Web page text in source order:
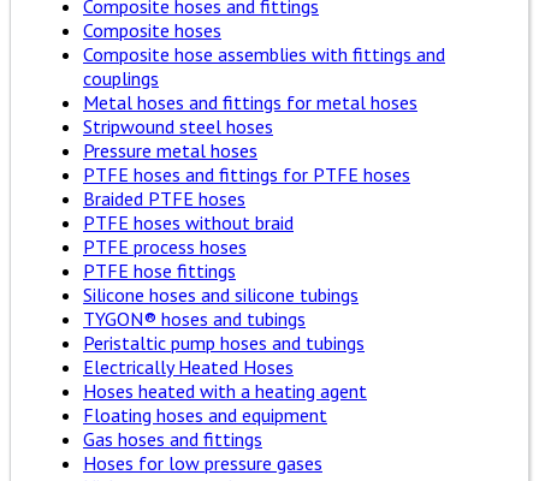
Composite hoses and fittings
Composite hoses
Composite hose assemblies with fittings and
couplings
Metal hoses and fittings for metal hoses
Stripwound steel hoses
Pressure metal hoses
PTFE hoses and fittings for PTFE hoses
Braided PTFE hoses
PTFE hoses without braid
PTFE process hoses
PTFE hose fittings
Silicone hoses and silicone tubings
TYGON® hoses and tubings
Peristaltic pump hoses and tubings
Electrically Heated Hoses
Hoses heated with a heating agent
Floating hoses and equipment
Gas hoses and fittings
Hoses for low pressure gases